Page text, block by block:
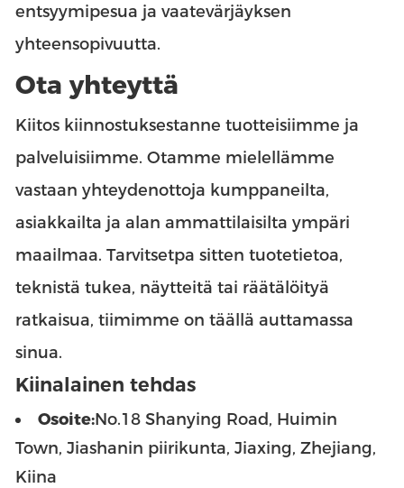
entsyymipesua ja vaatevärjäyksen
yhteensopivuutta.
Ota yhteyttä
Kiitos kiinnostuksestanne tuotteisiimme ja
palveluisiimme. Otamme mielellämme
vastaan yhteydenottoja kumppaneilta,
asiakkailta ja alan ammattilaisilta ympäri
maailmaa. Tarvitsetpa sitten tuotetietoa,
teknistä tukea, näytteitä tai räätälöityä
ratkaisua, tiimimme on täällä auttamassa
sinua.
Kiinalainen tehdas
Osoite:No.18 Shanying Road, Huimin
Town, Jiashanin piirikunta, Jiaxing, Zhejiang,
Kiina